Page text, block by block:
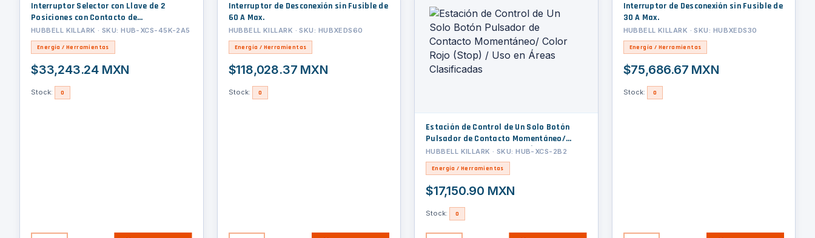
Interruptor Selector con Llave de 2
Posiciones con Contacto de
Mantenimiento / 2 NA/NC
HUBBELL KILLARK · SKU: HUB-XCS-45K-2A5
Energía / Herramientas
$33,243.24 MXN
Stock: 0
Interruptor de Desconexión sin Fusible de
60 A Max.
HUBBELL KILLARK · SKU: HUBXEDS60
Energía / Herramientas
$118,028.37 MXN
Stock: 0
Estación de Control de Un Solo Botón
Pulsador de Contacto Momentáneo/
Color Rojo (Stop) / Uso en Áreas
Clasificadas
HUBBELL KILLARK · SKU: HUB-XCS-2B2
Energía / Herramientas
$17,150.90 MXN
Stock: 0
Interruptor de Desconexión sin Fusible de
30 A Max.
HUBBELL KILLARK · SKU: HUBXEDS30
Energía / Herramientas
$75,686.67 MXN
Stock: 0